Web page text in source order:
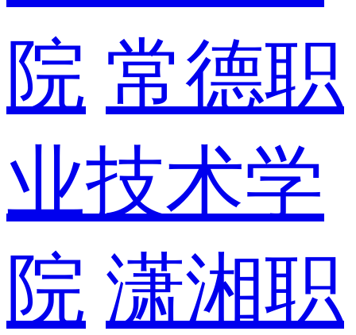
院 常德职
业技术学
院 潇湘职